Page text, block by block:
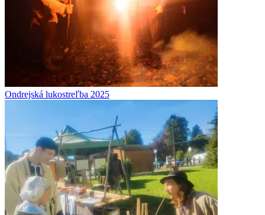
Ondrejská lukostreľba 2025